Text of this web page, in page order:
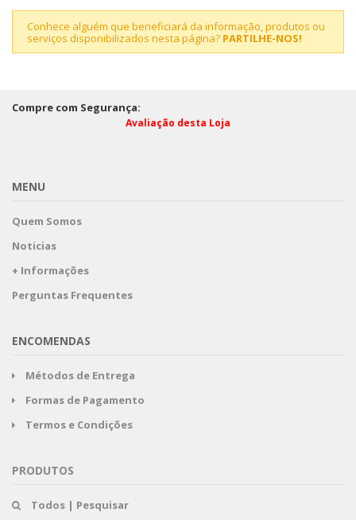
Conhece alguém que beneficiará da informação, produtos ou
serviços disponibilizados nesta página? PARTILHE-NOS!
Compre com Segurança:
Avaliação desta Loja
MENU
Quem Somos
Noticias
+ Informações
Perguntas Frequentes
ENCOMENDAS
Métodos de Entrega
Formas de Pagamento
Termos e Condições
PRODUTOS
Todos | Pesquisar